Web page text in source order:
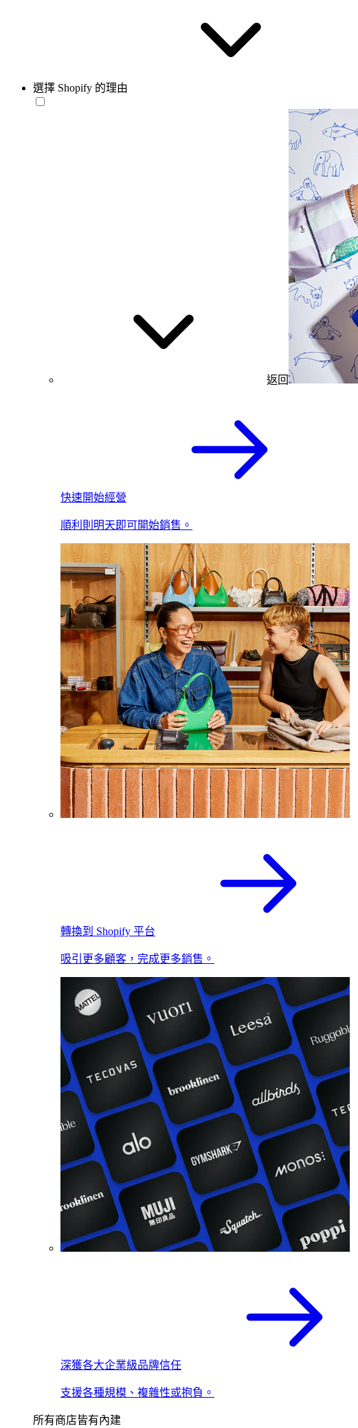
選擇 Shopify 的理由
返回
快速開始經營
順利則明天即可開始銷售。
轉換到 Shopify 平台
吸引更多顧客，完成更多銷售。
深獲各大企業級品牌信任
支援各種規模、複雜性或抱負。
所有商店皆有內建